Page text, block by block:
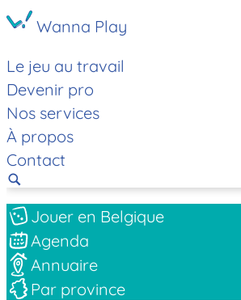
Wanna Play
Le jeu au travail
Devenir pro
Nos services
À propos
Contact
Jouer en Belgique
Agenda
Annuaire
Par province